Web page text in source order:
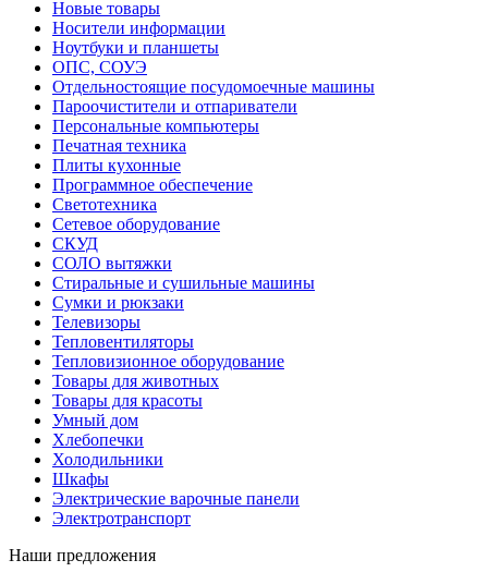
Новые товары
Носители информации
Ноутбуки и планшеты
ОПС, СОУЭ
Отдельностоящие посудомоечные машины
Пароочистители и отпариватели
Персональные компьютеры
Печатная техника
Плиты кухонные
Программное обеспечение
Светотехника
Сетевое оборудование
СКУД
СОЛО вытяжки
Стиральные и сушильные машины
Сумки и рюкзаки
Телевизоры
Тепловентиляторы
Тепловизионное оборудование
Товары для животных
Товары для красоты
Умный дом
Хлебопечки
Холодильники
Шкафы
Электрические варочные панели
Электротранспорт
Наши предложения